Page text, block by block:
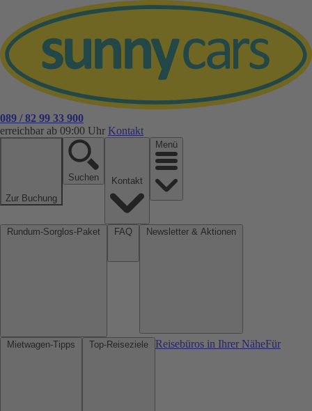
089 / 82 99 33 900
erreichbar ab 09:00 Uhr Kontakt
Zur Buchung
Suchen
Menü
Reisebüros in Ihrer NäheFür